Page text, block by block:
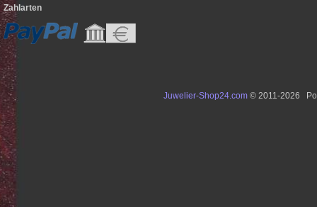
Zahlarten
Juwelier-Shop24.com© 2011-2026